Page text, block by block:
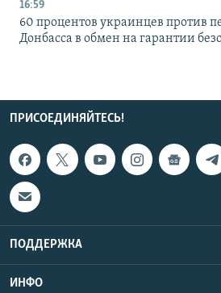
16:59
60 процентов украинцев против
Донбасса в обмен на гарантии
ПРИСОЕДИНЯЙТЕСЬ!
ПОДДЕРЖКА
ИНФО